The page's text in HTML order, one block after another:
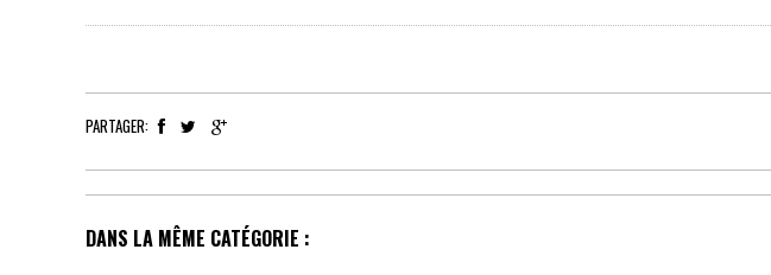
PARTAGER:
DANS LA MÊME CATÉGORIE :